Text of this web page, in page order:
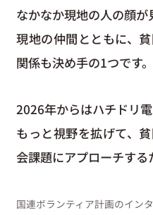
なかなか現地の人の顔が
現地の仲間とともに、
関係も決め手の1つです。
2026年からはハチドリ電
もっと視野を拡げて、
会課題にアプローチする
国連ボランティア計画のイン